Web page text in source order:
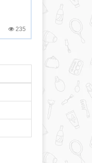
235